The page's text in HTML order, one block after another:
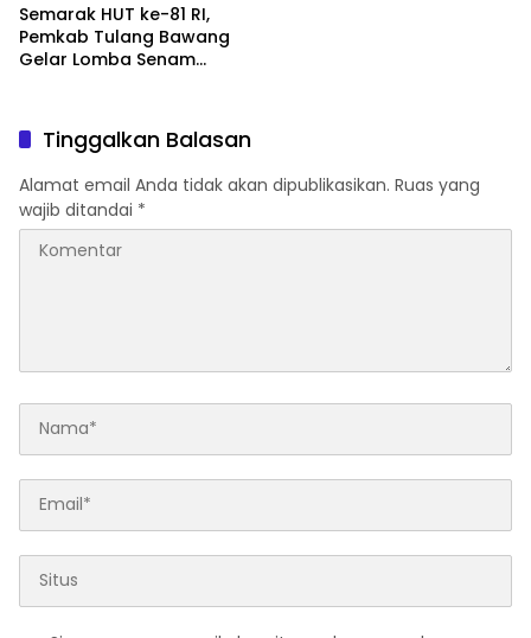
Semarak HUT ke-81 RI,
Pemkab Tulang Bawang
Gelar Lomba Senam
Tinggalkan Balasan
Alamat email Anda tidak akan dipublikasikan. Ruas yang
wajib ditandai *